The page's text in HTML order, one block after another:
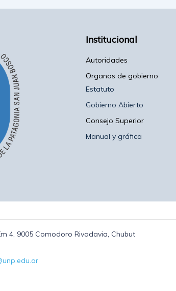
Institucional
Autoridades
Organos de gobierno
Estatuto
Gobierno Abierto
Consejo Superior
Manual y gráfica
4, 9005 Comodoro Rivadavia, Chubut